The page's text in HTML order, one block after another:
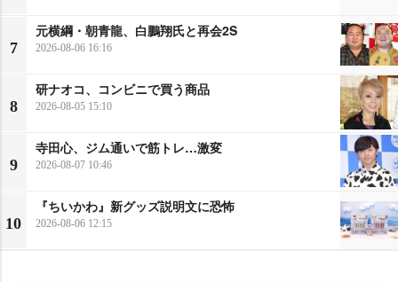
7
元横綱・朝青龍、白鵬翔氏と再会2S
2026-08-06 16:16
8
研ナオコ、コンビニで買う商品
2026-08-05 15:10
9
寺田心、ジム通いで筋トレ…激変
2026-08-07 10:46
10
『ちいかわ』新グッズ説明文に恐怖
2026-08-06 12:15